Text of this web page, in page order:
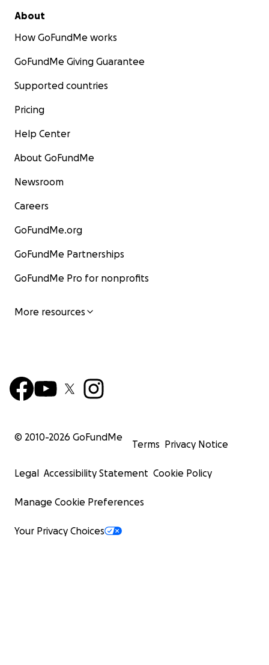
About
How GoFundMe works
GoFundMe Giving Guarantee
Supported countries
Pricing
Help Center
About GoFundMe
Newsroom
Careers
GoFundMe.org
GoFundMe Partnerships
GoFundMe Pro for nonprofits
More resources
© 2010-2026 GoFundMe
Terms Privacy Notice
Legal Accessibility Statement Cookie Policy
Manage Cookie Preferences
Your Privacy Choices